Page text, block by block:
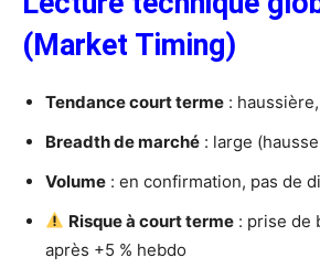
(Market Timing)
Tendance court terme :
Breadth de marché : large
Volume : en confirmation, pas de
Risque à court terme : prise de
après +5 % hebdo